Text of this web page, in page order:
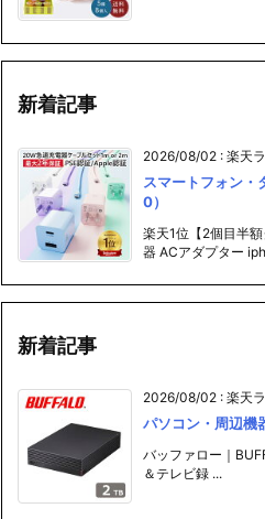
新着記事
2026/08/02 : 楽天
スマートフォン
0）
楽天1位【2個目半
器 ACアダプター
新着記事
2026/08/02 : 楽天
パソコン・周辺機
バッファロー｜
＆テレビ録 ...